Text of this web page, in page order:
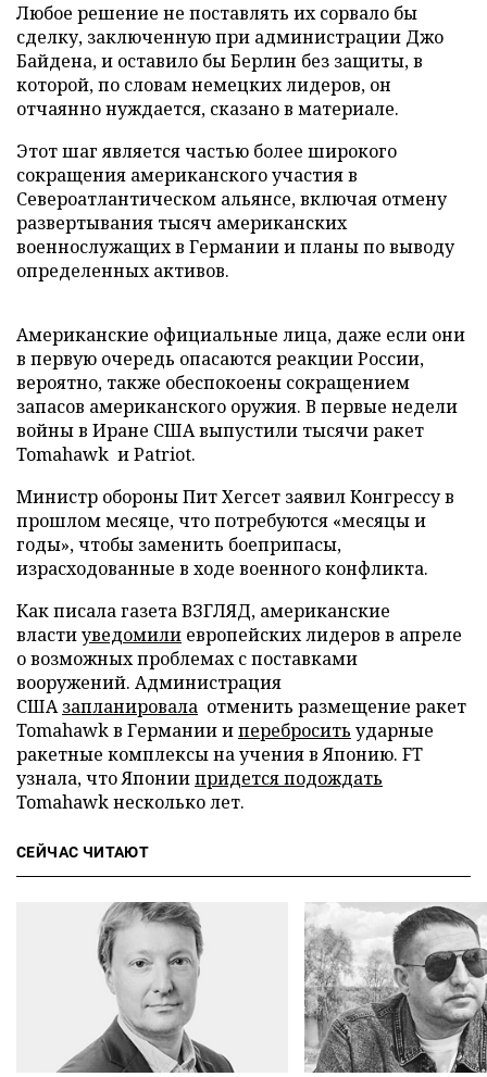
Любое решение не поставлять их сорвало бы
сделку, заключенную при администрации Джо
Байдена, и оставило бы Берлин без защиты, в
которой, по словам немецких лидеров, он
отчаянно нуждается, сказано в материале.
Этот шаг является частью более широкого
сокращения американского участия в
Североатлантическом альянсе, включая отмену
развертывания тысяч американских
военнослужащих в Германии и планы по выводу
определенных активов.
Американские официальные лица, даже если они
в первую очередь опасаются реакции России,
вероятно, также обеспокоены сокращением
запасов американского оружия. В первые недели
войны в Иране США выпустили тысячи ракет
Tomahawk и Patriot.
Министр обороны Пит Хегсет заявил Конгрессу в
прошлом месяце, что потребуются «месяцы и
годы», чтобы заменить боеприпасы,
израсходованные в ходе военного конфликта.
Как писала газета ВЗГЛЯД, американские
властиуведомили европейских лидеров в апреле
о возможных проблемах с поставками
вооружений. Администрация
СШАзапланировала отменить размещение ракет
Tomahawk в Германии иперебросить ударные
ракетные комплексы на учения в Японию. FT
узнала, что Япониипридется подождать
Tomahawk несколько лет.
СЕЙЧАС ЧИТАЮТ